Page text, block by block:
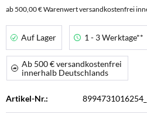
ab 500,00 € Warenwert versandkostenfrei
Auf Lager 1 - 3 Werktage**
Ab 500 € versandkostenfrei
innerhalb Deutschlands
Artikel-Nr.: